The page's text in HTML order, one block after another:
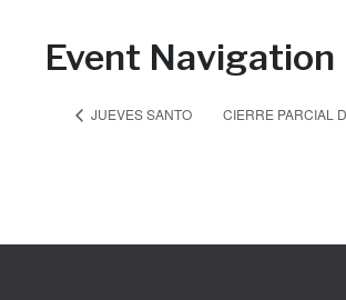
Event Navigation
JUEVES SANTO CIERRE PARCIAL